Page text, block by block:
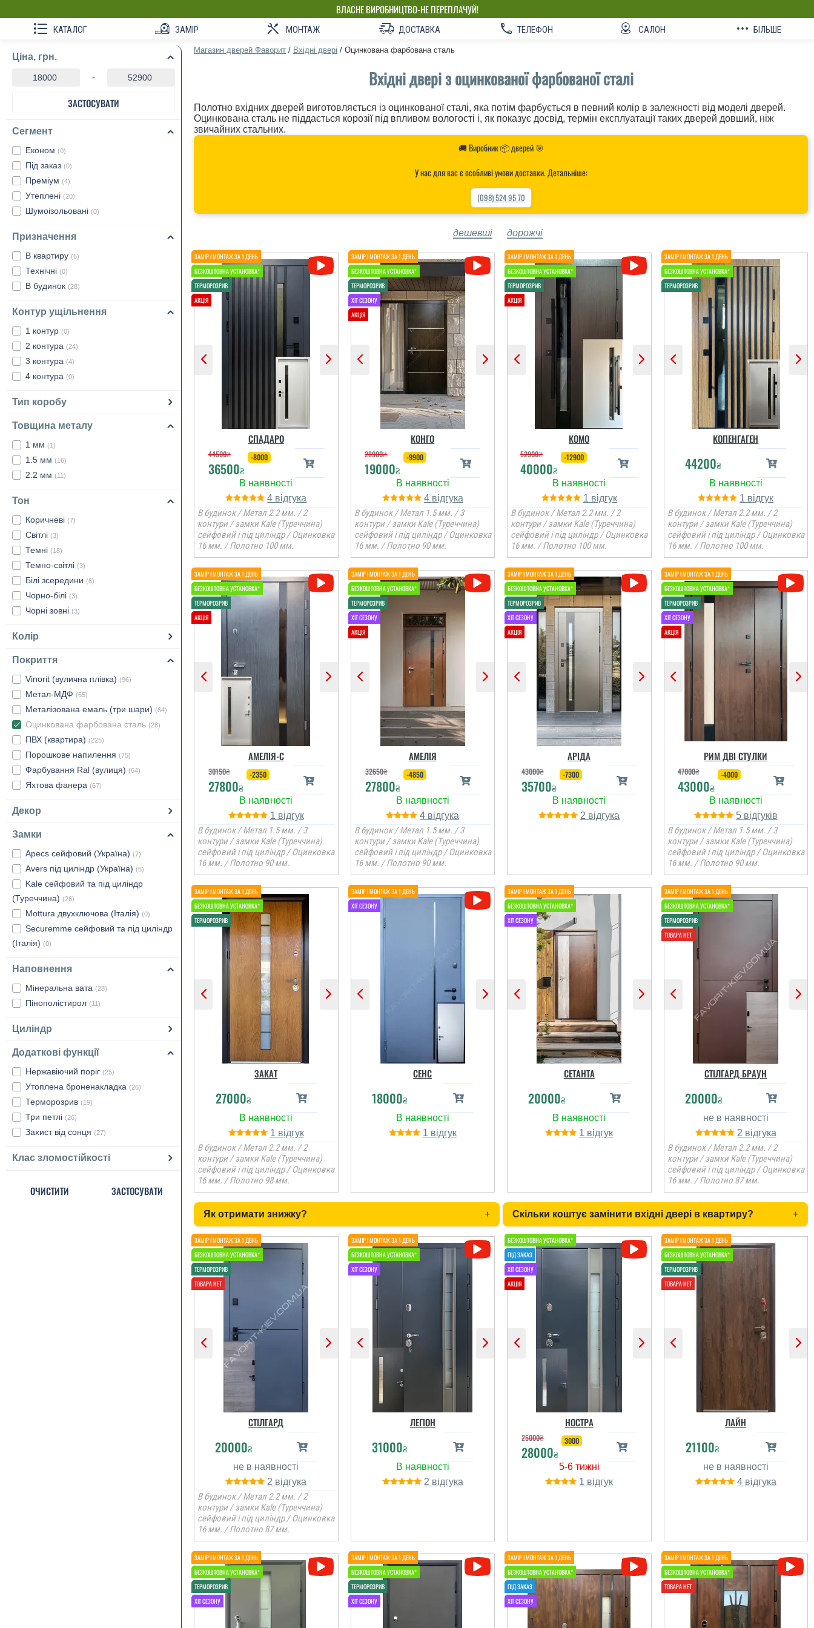
ВЛАСНЕ ВИРОБНИЦТВО-НЕ ПЕРЕПЛАЧУЙ!
КАТАЛОГ ЗАМІР МОНТАЖ ДОСТАВКА ТЕЛЕФОН САЛОН БІЛЬШЕ
Ціна, грн.
-
ЗАСТОСУВАТИ
Сегмент
Економ (0)
Під заказ (0)
Преміум (4)
Утеплені (20)
Шумоізольовані (0)
Призначення
В квартиру (6)
Технічні (0)
В будинок (28)
Контур ущільнення
1 контур (0)
2 контура (24)
3 контура (4)
4 контура (0)
Тип коробу
Товщина металу
1 мм (1)
1.5 мм (16)
2.2 мм (11)
Тон
Коричневі (7)
Світлі (3)
Темні (18)
Темно-світлі (3)
Білі зсередини (6)
Чорно-білі (3)
Чорні зовні (3)
Колір
Покриття
Vinorit (вулична плівка) (96)
Метал-МДФ (65)
Металізована емаль (три шари) (64)
Оцинкована фарбована сталь (28)
ПВХ (квартира) (225)
Порошкове напилення (75)
Фарбування Ral (вулиця) (64)
Яхтова фанера (67)
Декор
Замки
Apecs сейфовий (Україна) (7)
Avers під циліндр (Україна) (6)
Kale сейфовий та під циліндр
(Туреччина) (26)
Mottura двухключова (Італія) (0)
Securemme сейфовий та під циліндр
(Італія) (0)
Наповнення
Мінеральна вата (28)
Пінополістирол (11)
Циліндр
Додаткові функції
Нержавіючий поріг (25)
Утоплена броненакладка (26)
Терморозрив (19)
Три петлі (26)
Захист від сонця (27)
Клас зломостійкості
ОЧИСТИТИ ЗАСТОСУВАТИ
Магазин дверей Фаворит / Вхідні двері / Оцинкована фарбована сталь
Вхідні двері з оцинкованої фарбованої сталі
Полотно вхідних дверей виготовляється із оцинкованої сталі, яка потім фарбується в певний колір в залежності від моделі дверей.
Оцинкована сталь не піддається корозії під впливом вологості і, як показує досвід, термін експлуатації таких дверей довший, ніж
звичайних стальних.
🚚 Виробник 📦 дверей 🎯
У нас для вас є особливі умови доставки. Детальніше:
(098) 524 95 70
дешевші дорожчі
Олена
По рекомендації сусідів і
ми замовили. теж
залишились
задоволеними.
СПАДАРО
44500₴
36500₴
-8000
4
В будинок / Метал 2.2 мм. / 2
контури / замки Kale (Туреччина)
сейфовий і під циліндр / Оцинковка
16 мм. / Полотно 100 мм.
задоволені, встановили
швидко на слідуючий
день, за собою
прибрали сміття,
допомгли в
викорастанні, менеджер
КОНГО
28900₴
19000₴
-9900
4
В будинок / Метал 1.5 мм. / 3
контури / замки Kale (Туреччина)
сейфовий і під циліндр / Оцинковка
16 мм. / Полотно 90 мм.
Очень доволен
дверьми, качеством
сборки, изготовлением и
внешним видом,
утеплённые с отличным
надёжным улпрытием,
хороший метал и замки
и есть терморазрыв....
КОМО
52900₴
40000₴
-12900
1
В будинок / Метал 2.2 мм. / 2
контури / замки Kale (Туреччина)
сейфовий і під циліндр / Оцинковка
16 мм. / Полотно 100 мм.
Двері мене просто
вразили своєю красою,
якісні та добротні. Я ну
дуже задоволена
КОПЕНГАГЕН
44200₴
1
В будинок / Метал 2.2 мм. / 2
контури / замки Kale (Туреччина)
сейфовий і під циліндр / Оцинковка
16 мм. / Полотно 100 мм.
АМЕЛІЯ-С
30150₴
27800₴
-2350
1
В будинок / Метал 1.5 мм. / 3
контури / замки Kale (Туреччина)
сейфовий і під циліндр / Оцинковка
16 мм. / Полотно 90 мм.
АМЕЛІЯ
32650₴
27800₴
-4850
4
В будинок / Метал 1.5 мм. / 3
контури / замки Kale (Туреччина)
сейфовий і під циліндр / Оцинковка
16 мм. / Полотно 90 мм.
Сергій
Дякуємо вам за
щасливі. Двері супер.
АРІДА
43000₴
35700₴
-7300
2
‎РИМ ДВІ СТУЛКИ
47000₴
43000₴
-4000
5
В будинок / Метал 1.5 мм. / 3
контури / замки Kale (Туреччина)
сейфовий і під циліндр / Оцинковка
16 мм. / Полотно 90 мм.
ЗАКАТ
27000₴
1
В будинок / Метал 2.2 мм. / 2
контури / замки Kale (Туреччина)
сейфовий і під циліндр / Оцинковка
16 мм. / Полотно 98 мм.
СЕНС
18000₴
1
СЕТАНТА
20000₴
1
СТІЛГАРД БРАУН
20000₴
2
В будинок / Метал 2.2 мм. / 2
контури / замки Kale (Туреччина)
сейфовий і під циліндр / Оцинковка
16 мм. / Полотно 87 мм.
Як отримати знижку? + Скільки коштує замінити вхідні двері в квартиру? +
СТІЛГАРД
20000₴
2
В будинок / Метал 2.2 мм. / 2
контури / замки Kale (Туреччина)
сейфовий і під циліндр / Оцинковка
16 мм. / Полотно 87 мм.
ЛЕГІОН
31000₴
2
НОСТРА
25000₴
28000₴
3000
1
ЛАЙН
21100₴
4